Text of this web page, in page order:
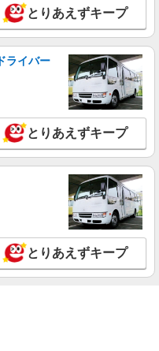
とりあえずキープ
ライバー
とりあえずキープ
とりあえずキープ